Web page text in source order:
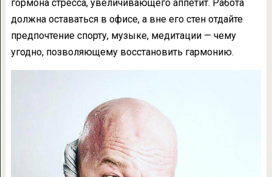
гормона стресса, увеличивающего аппетит. Работа
должна оставаться в офисе, а вне его стен отдайте
предпочтение спорту, музыке, медитации — чему
угодно, позволяющему восстановить гармонию.